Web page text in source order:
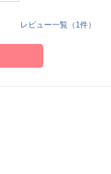
レビュー一覧（1件）